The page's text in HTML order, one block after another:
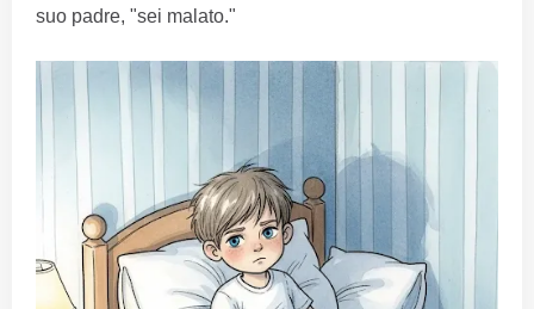
suo padre, "sei malato."